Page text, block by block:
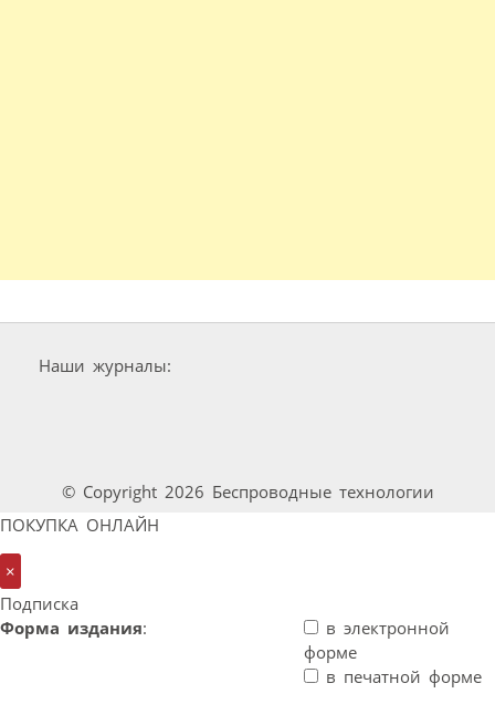
Наши журналы:
© Copyright 2026 Беспроводные технологии
ПОКУПКА ОНЛАЙН
×
Подписка
Форма издания:
в электронной
форме
в печатной форме